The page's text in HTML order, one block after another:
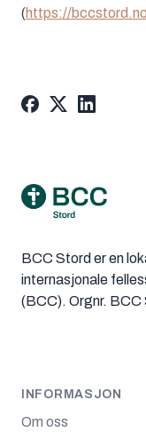
(https://
BCC Stord er en
internasjonale
(BCC). Orgnr.
INFORMASJON
Om oss